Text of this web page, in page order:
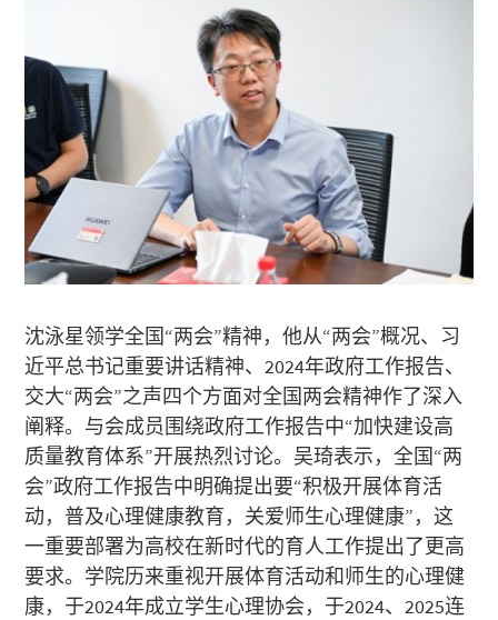
沈泳星领学全国“两会”精神，他从“两会”概况、习
近平总书记重要讲话精神、2024年政府工作报告、
交大“两会”之声四个方面对全国两会精神作了深入
阐释。与会成员围绕政府工作报告中“加快建设高
质量教育体系”开展热烈讨论。吴琦表示，全国“两
会”政府工作报告中明确提出要“积极开展体育活
动，普及心理健康教育，关爱师生心理健康”，这
一重要部署为高校在新时代的育人工作提出了更高
要求。学院历来重视开展体育活动和师生的心理健
康，于2024年成立学生心理协会，于2024、2025连